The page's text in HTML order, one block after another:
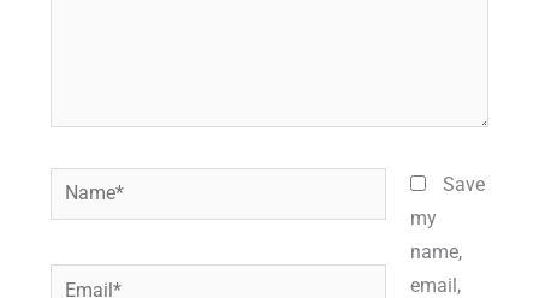
Name*
Email*
Save
my
name,
email,